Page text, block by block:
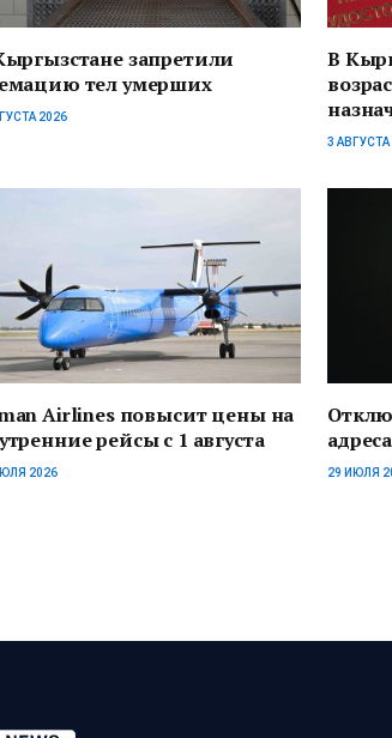
запретили
тел умерших
2026
В
3 АВГУСТА
Airlines повысит цены на
рейсы с 1 августа
2026 29 ИЮЛЯ